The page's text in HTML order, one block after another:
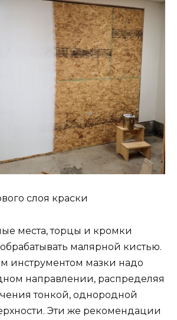
слоя краски
места, торцы и кромки
малярной кистью.
инструментом мазки надо
направлении, распределяя
тонкой, однородной
Эти же рекомендации